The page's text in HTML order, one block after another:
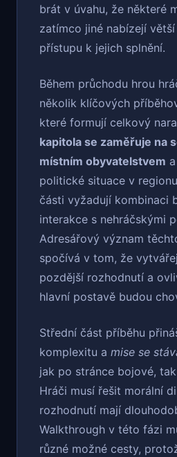
brát v úvahu, že některé
zatímco jiné nabízejí
přístupu k jejich splnění.
Během průchodu hrou
několik klíčových
které formují celkový
kapitola se zaměřuje na
místním obyvatelstvem
politické situace v
části vyžadují kombinaci
interakce s nehráčskými
Adresářový význam
spočívá v tom, že
pozdější rozhodnutí a
hlavní postavě budou
Střední část příběhu
komplexitu a mise se
jak po stránce bojové,
Hráči musí řešit morální
rozhodnutí mají
Walkthrough v této fázi
různé možné cesty,